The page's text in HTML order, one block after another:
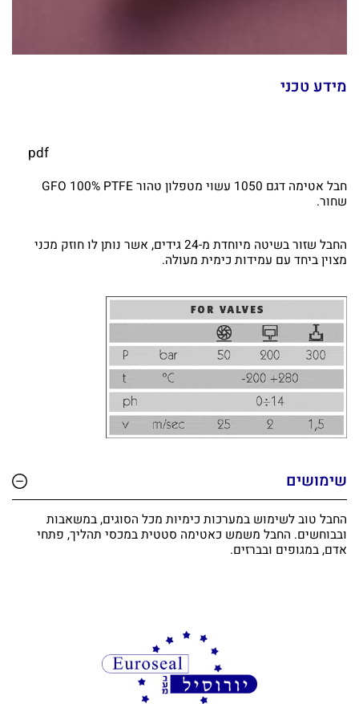
האטימה, ציפויים ואיכות הסביבה
חבל אטימה דגם 1050 עשוי מטפלון טהור GFO 100% PTFE
שחור.
החבל שזור בשיטה מיוחדת מ-24 גידים, אשר נותן לו חוזק מכני
מצוין ביחד עם עמידות כימית מעולה.
שימושים
החבל טוב לשימוש במערכות כימיות מכל הסוגים, במשאבות
ובבוחשים. החבל משמש כאטימה סטטית במכסי תהליך, פתחי
אדם, במגופים ובברזים.
מידע טכני
pdf